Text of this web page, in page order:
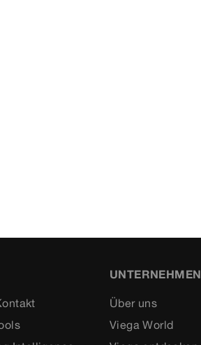
UNTERNEHMEN
Über uns
Viega World